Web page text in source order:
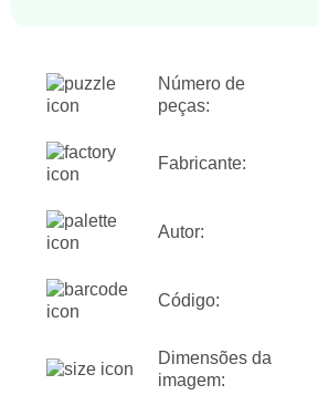
Número de
peças:
Fabricante:
Autor:
Código:
Dimensões da
imagem: